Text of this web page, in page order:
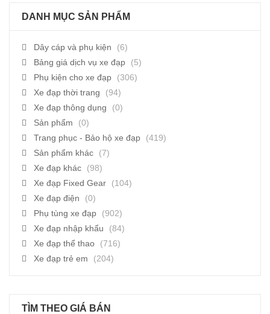
DANH MỤC SẢN PHẨM
Dây cáp và phụ kiện
(6)
Bảng giá dịch vụ xe đạp
(5)
Phụ kiện cho xe đạp
(306)
Xe đạp thời trang
(94)
Xe đạp thông dụng
(0)
Sản phẩm
(0)
Trang phục - Bảo hộ xe đạp
(419)
Sản phẩm khác
(7)
Xe đạp khác
(98)
Xe đạp Fixed Gear
(104)
Xe đạp điện
(0)
Phụ tùng xe đạp
(902)
Xe đạp nhập khẩu
(84)
Xe đạp thể thao
(716)
Xe đạp trẻ em
(204)
TÌM THEO GIÁ BÁN